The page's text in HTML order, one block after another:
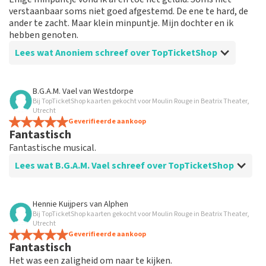
verstaanbaar soms niet goed afgestemd. De ene te hard, de
ander te zacht. Maar klein minpuntje. Mijn dochter en ik
hebben genoten.
Lees wat Anoniem schreef over TopTicketShop
Beoordeling van Anoniem over
Een show die je gezien moet hebben
Snelle service, tickets op tijd, iets duurder dan de
originele tickets.
B.G.A.M. Vaelvan Westdorpe
Bij TopTicketShop kaarten gekocht voor Moulin Rouge in Beatrix Theater,
Utrecht
Geverifieerde aankoop
Fantastisch
Fantastische musical.
Lees wat B.G.A.M. Vael schreef over TopTicketShop
Beoordeling van B.G.A.M. Vael over
Erg dure kaarten
Bestellen gaat vrij eenvoudig maar de kaarten zijn
schandalig duur. Kater prijzen bij andere aanbieders
gezien voor de helft van de prijs bij Topticketshop.
Hennie Kuijpers van Alphen
Bij TopTicketShop kaarten gekocht voor Moulin Rouge in Beatrix Theater,
Utrecht
Geverifieerde aankoop
Fantastisch
Het was een zaligheid om naar te kijken.